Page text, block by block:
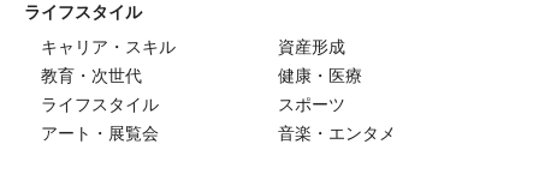
ライフスタイル
キャリア・スキル
資産形成
教育・次世代
健康・医療
ライフスタイル
スポーツ
アート・展覧会
音楽・エンタメ